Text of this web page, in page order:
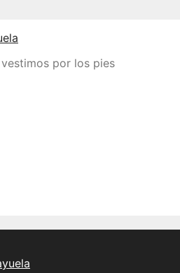
por los pies